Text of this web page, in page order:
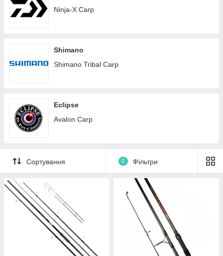
Ninja-X Carp
Shimano
Shimano Tribal Carp
Eclipse
Avalon Carp
Сортування 0 Фільтри